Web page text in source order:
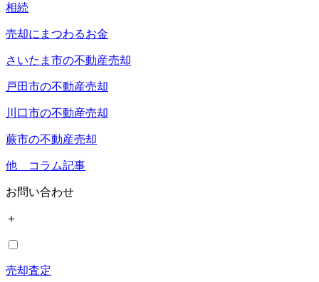
相続
売却にまつわるお金
さいたま市の不動産売却
戸田市の不動産売却
川口市の不動産売却
蕨市の不動産売却
他 コラム記事
お問い合わせ
＋
売却査定